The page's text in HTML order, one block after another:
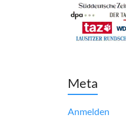
Meta
Anmelden